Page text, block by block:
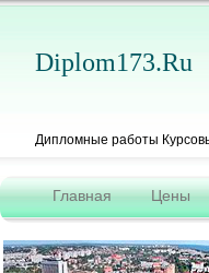
Diplom173.ru
Дипломные работы
Главная Цены